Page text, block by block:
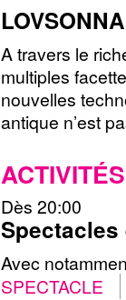
A travers le
multiples
nouvelles
antique n’est
ACTIVITÉS
Dès 20:00
Spectacles
Avec
SPECTACLE